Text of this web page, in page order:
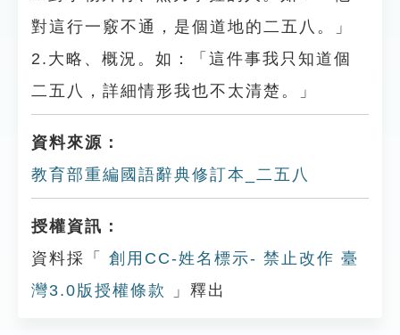
對這行一竅不通，是個道地的二五八。」
2.大略、概況。如：「這件事我只知道個
二五八，詳細情形我也不太清楚。」
資料來源：
教育部重編國語辭典修訂本_二五八
授權資訊：
資料採「
創用CC-姓名標示- 禁止改作 臺
灣3.0版授權條款
」釋出